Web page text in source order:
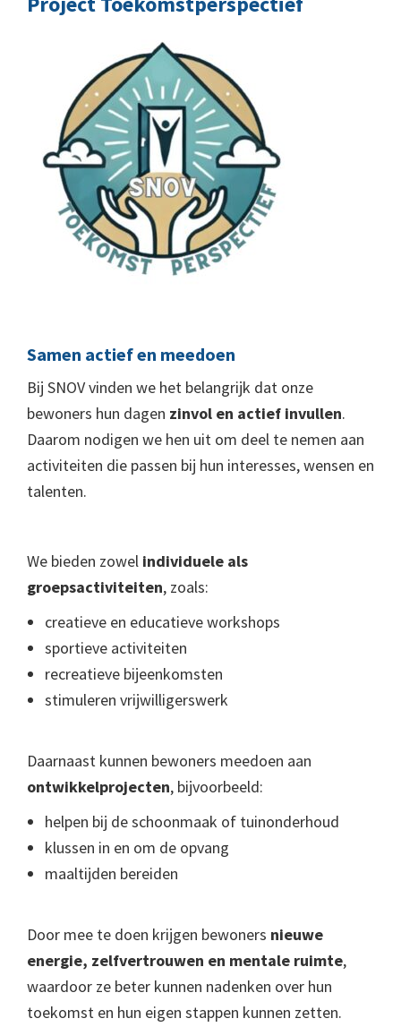
straat
Samen actief en meedoen
Bij SNOV vinden we het belangrijk dat onze
bewoners hun dagen zinvol en actief invullen.
Daarom nodigen we hen uit om deel te nemen aan
activiteiten die passen bij hun interesses, wensen en
talenten.
We bieden zowel individuele als
groepsactiviteiten, zoals:
creatieve en educatieve workshops
sportieve activiteiten
recreatieve bijeenkomsten
stimuleren vrijwilligerswerk
Daarnaast kunnen bewoners meedoen aan
ontwikkelprojecten, bijvoorbeeld:
helpen bij de schoonmaak of tuinonderhoud
klussen in en om de opvang
maaltijden bereiden
Door mee te doen krijgen bewoners nieuwe
energie, zelfvertrouwen en mentale ruimte,
waardoor ze beter kunnen nadenken over hun
toekomst en hun eigen stappen kunnen zetten.